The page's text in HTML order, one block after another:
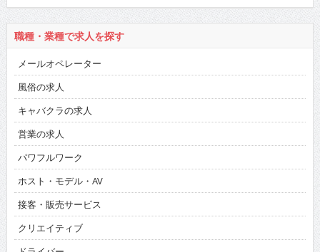
職種・業種で求人を探す
メールオペレーター
風俗の求人
キャバクラの求人
営業の求人
パワフルワーク
ホスト・モデル・AV
接客・販売サービス
クリエイティブ